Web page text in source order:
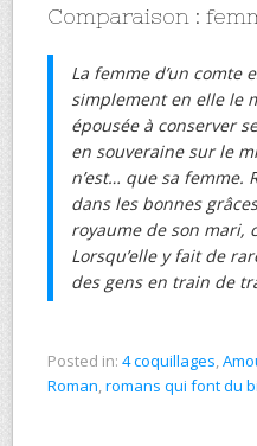
Comparaison :
La femme d’un comte
simplement en elle le
épousée à conserver
en souveraine sur le
n’est… que sa femme.
dans les bonnes
royaume de son mari,
Lorsqu’elle y fait de
des gens en train de
Posted in: 4 coquillages,
Roman,romans qui font du